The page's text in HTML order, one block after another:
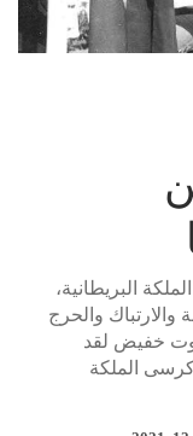
البريطانية،
والحرج
خفيض لقد
الملكة